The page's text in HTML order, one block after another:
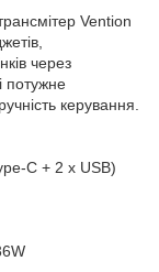
Vention
через
потужне
керування.
C + 2 x USB)